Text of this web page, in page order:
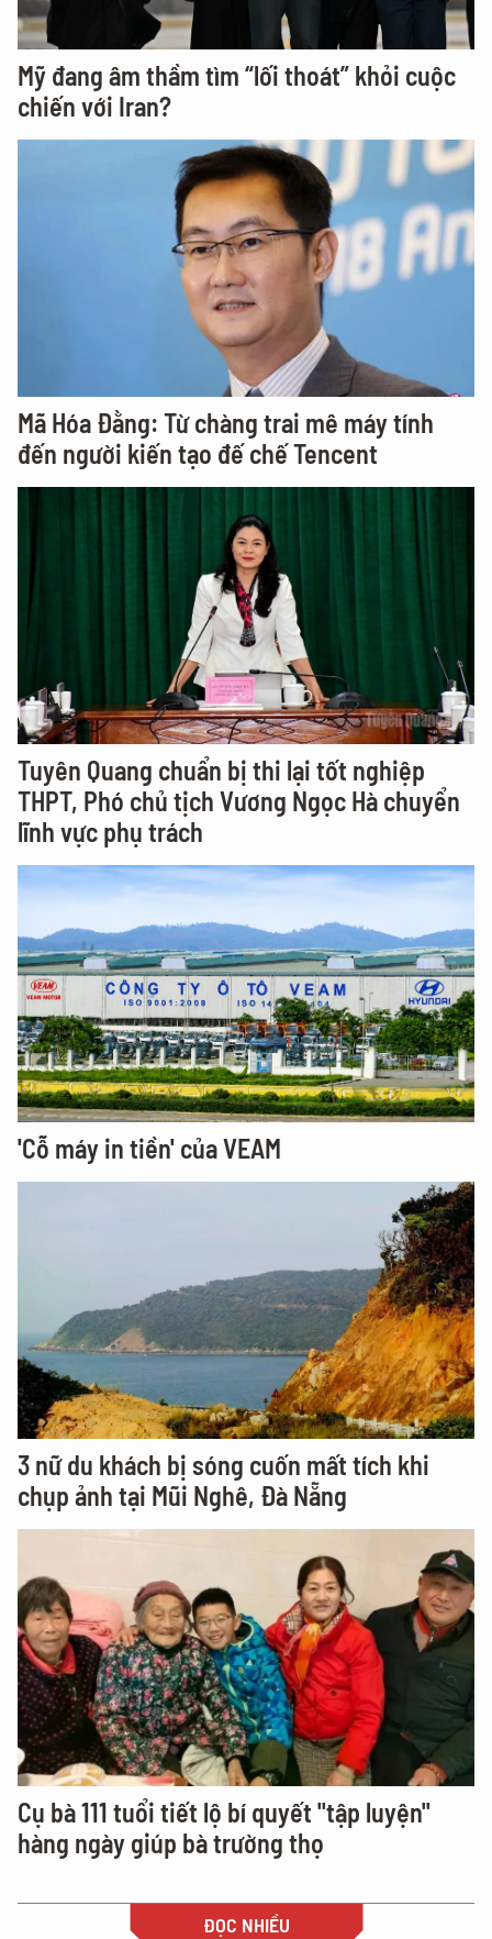
Mỹ đang âm thầm tìm “lối thoát” khỏi cuộc
chiến với Iran?
Mã Hóa Đằng: Từ chàng trai mê máy tính
đến người kiến tạo đế chế Tencent
Tuyên Quang chuẩn bị thi lại tốt nghiệp
THPT, Phó chủ tịch Vương Ngọc Hà chuyển
lĩnh vực phụ trách
'Cỗ máy in tiền' của VEAM
3 nữ du khách bị sóng cuốn mất tích khi
chụp ảnh tại Mũi Nghê, Đà Nẵng
Cụ bà 111 tuổi tiết lộ bí quyết "tập luyện"
hàng ngày giúp bà trường thọ
ĐỌC NHIỀU